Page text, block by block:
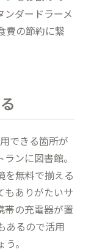
ンダードラーメ
費の節約に繋
できる箇所が
ンに図書館。
を無料で揃える
もありがたいサ
帯の充電器が置
あるので活用
。